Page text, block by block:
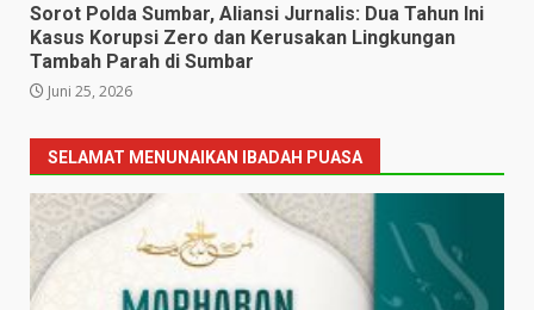
Sorot Polda Sumbar, Aliansi Jurnalis: Dua Tahun Ini
Kasus Korupsi Zero dan Kerusakan Lingkungan
Tambah Parah di Sumbar
Juni 25, 2026
SELAMAT MENUNAIKAN IBADAH PUASA